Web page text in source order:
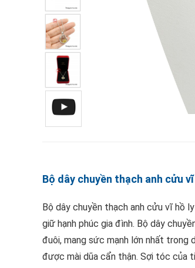
Bộ dây chuyền thạch anh cửu
Bộ dây chuyền thạch anh cửu vĩ hồ
giữ hạnh phúc gia đình. Bộ dây
đuôi, mang sức mạnh lớn nhất
được mài dũa cẩn thận. Sợi tóc của